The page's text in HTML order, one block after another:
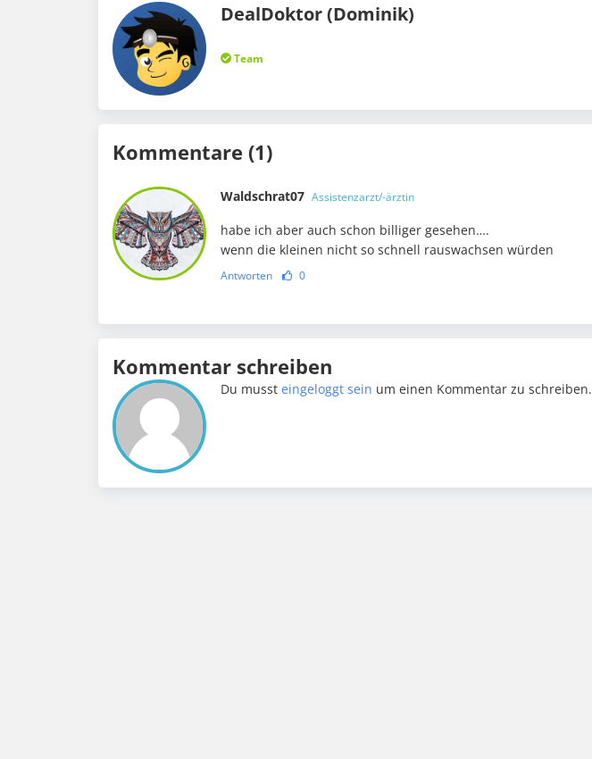
DealDoktor (Dominik)
Team
Kommentare (1)
Waldschrat07 Assistenzarzt/-ärztin
habe ich aber auch schon billiger gesehen….
wenn die kleinen nicht so schnell rauswachsen würden
Antworten 0
Kommentar schreiben
Du mussteingeloggt sein um einen Kommentar zu schreiben.